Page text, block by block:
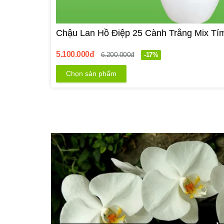
Chậu Lan Hồ Điệp 25 Cành Trắng Mix
5.100.000đ 6.200.000đ -17%
Chọn sản phẩm